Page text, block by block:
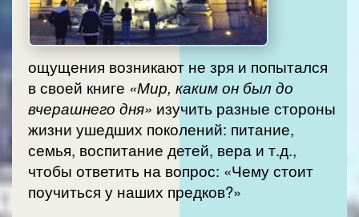
ощущения возникают не зря и попытался
в своей книге «Мир, каким он был до
вчерашнего дня»
жизни ушедших поколений: питание,
семья, воспитание детей, вера и т.д.,
чтобы ответить на вопрос: «Чему стоит
поучиться у наших предков?»